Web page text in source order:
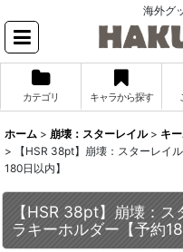
海外グ
カテゴリ キャラから探す
ホーム > 崩壊：スターレイル > キ
>
【HSR 38pt】崩壊：スターレ
180日以内】
【HSR 38pt】崩壊：
ラキーホルダー【予約